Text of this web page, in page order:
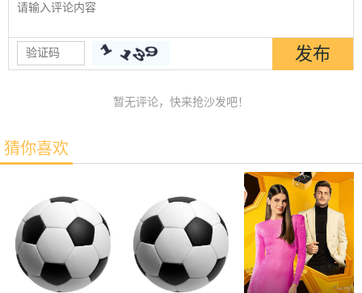
暂无评论，快来抢沙发吧！
猜你喜欢